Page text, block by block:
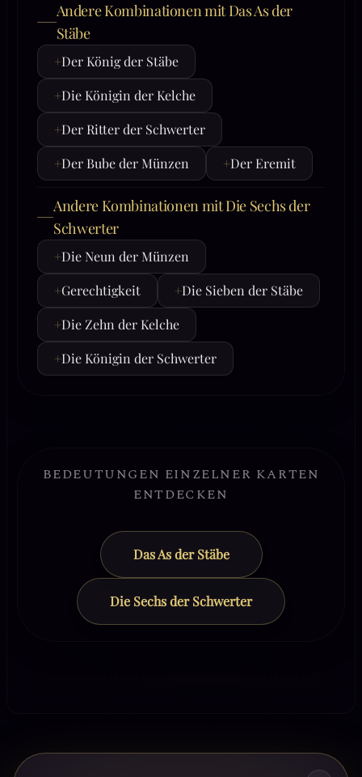
Andere Kombinationen mit Das As der
Stäbe
+Der König der Stäbe
+Die Königin der Kelche
+Der Ritter der Schwerter
+Der Bube der Münzen +Der Eremit
Andere Kombinationen mit Die Sechs der
Schwerter
+Die Neun der Münzen
+Gerechtigkeit +Die Sieben der Stäbe
+Die Zehn der Kelche
+Die Königin der Schwerter
BEDEUTUNGEN EINZELNER KARTEN
ENTDECKEN
Das As der Stäbe
Die Sechs der Schwerter